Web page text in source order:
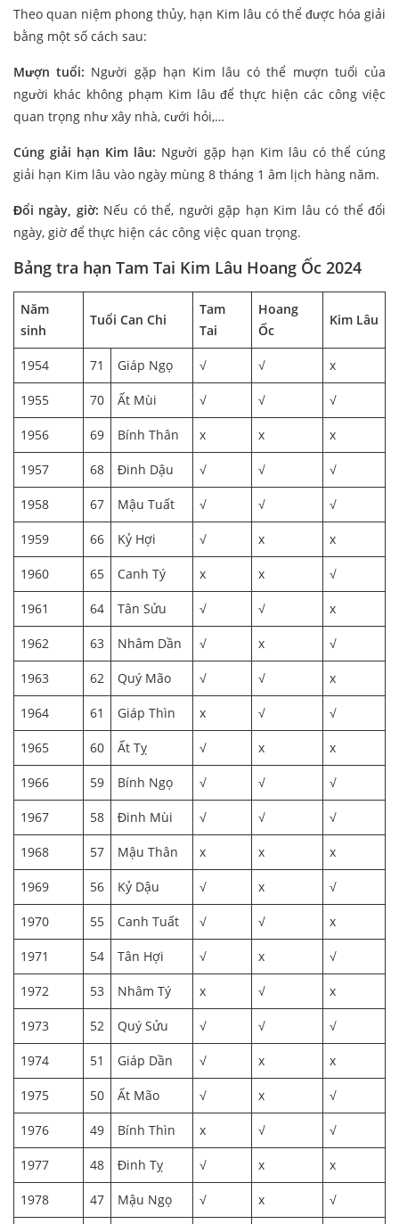
Theo quan niệm phong thủy, hạn Kim lâu có thể được hóa giải
bằng một số cách sau:
Mượn tuổi: Người gặp hạn Kim lâu có thể mượn tuổi của
người khác không phạm Kim lâu để thực hiện các công việc
quan trọng như xây nhà, cưới hỏi,…
Cúng giải hạn Kim lâu: Người gặp hạn Kim lâu có thể cúng
giải hạn Kim lâu vào ngày mùng 8 tháng 1 âm lịch hàng năm.
Đổi ngày, giờ: Nếu có thể, người gặp hạn Kim lâu có thể đổi
ngày, giờ để thực hiện các công việc quan trọng.
Bảng tra hạn Tam Tai Kim Lâu Hoang Ốc 2024
Năm
sinh
Tuổi Can Chi
Tam
Tai
Hoang
Ốc
Kim Lâu
1954 71 Giáp Ngọ √ √ x
1955 70 Ất Mùi √ √ √
1956 69 Bính Thân x x x
1957 68 Đinh Dậu √ √ √
1958 67 Mậu Tuất √ √ √
1959 66 Kỷ Hợi √ x x
1960 65 Canh Tý x x √
1961 64 Tân Sửu √ √ x
1962 63 Nhâm Dần √ x √
1963 62 Quý Mão √ √ x
1964 61 Giáp Thìn x √ √
1965 60 Ất Tỵ √ x x
1966 59 Bính Ngọ √ √ √
1967 58 Đinh Mùi √ √ √
1968 57 Mậu Thân x x x
1969 56 Kỷ Dậu √ x √
1970 55 Canh Tuất √ √ x
1971 54 Tân Hợi √ x √
1972 53 Nhâm Tý x √ x
1973 52 Quý Sửu √ √ √
1974 51 Giáp Dần √ x x
1975 50 Ất Mão √ x √
1976 49 Bính Thìn x √ √
1977 48 Đinh Tỵ √ x x
1978 47 Mậu Ngọ √ x √